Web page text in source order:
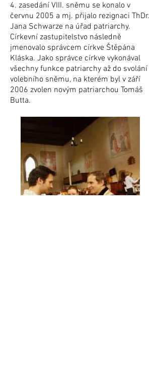
4. zasedání VIII. sněmu se konalo v
červnu 2005 a mj. přijalo rezignaci ThDr.
Jana Schwarze na úřad patriarchy.
Církevní zastupitelstvo následně
jmenovalo správcem církve Štěpána
Kláska. Jako správce církve vykonával
všechny funkce patriarchy až do svolání
volebního sněmu, na kterém byl v září
2006 zvolen novým patriarchou Tomáš
Butta.